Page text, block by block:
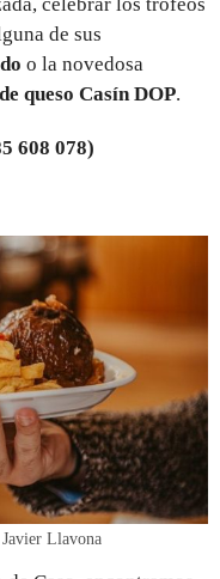
de sus
o la novedosa
queso Casín DOP.
608 078)
Llavona